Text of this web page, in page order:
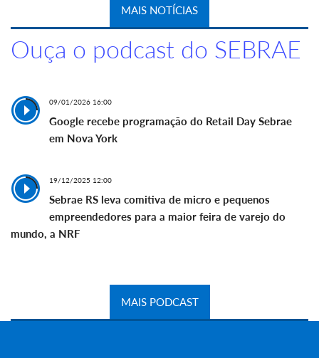
MAIS NOTÍCIAS
Ouça o podcast do SEBRAE
09/01/2026 16:00
Google recebe programação do Retail Day Sebrae
em Nova York
19/12/2025 12:00
Sebrae RS leva comitiva de micro e pequenos
empreendedores para a maior feira de varejo do
mundo, a NRF
MAIS PODCAST